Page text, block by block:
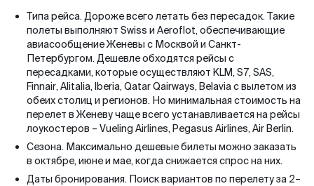
Типа рейса. Дороже всего летать без пересадок. Такие
полеты выполняют Swiss и Aeroflot, обеспечивающие
авиасообщение Женевы с Москвой и Санкт-
Петербургом. Дешевле обходятся рейсы с
пересадками, которые осуществляют KLM, S7, SAS,
Finnair, Alitalia, Iberia, Qatar Qairways, Belavia с вылетом из
обеих столиц и регионов. Но минимальная стоимость на
перелет в Женеву чаще всего устанавливается на рейсы
лоукостеров – Vueling Airlines, Pegasus Airlines, Air Berlin.
Сезона. Максимально дешевые билеты можно заказать
в октябре, июне и мае, когда снижается спрос на них.
Даты бронирования. Поиск вариантов по перелету за 2–